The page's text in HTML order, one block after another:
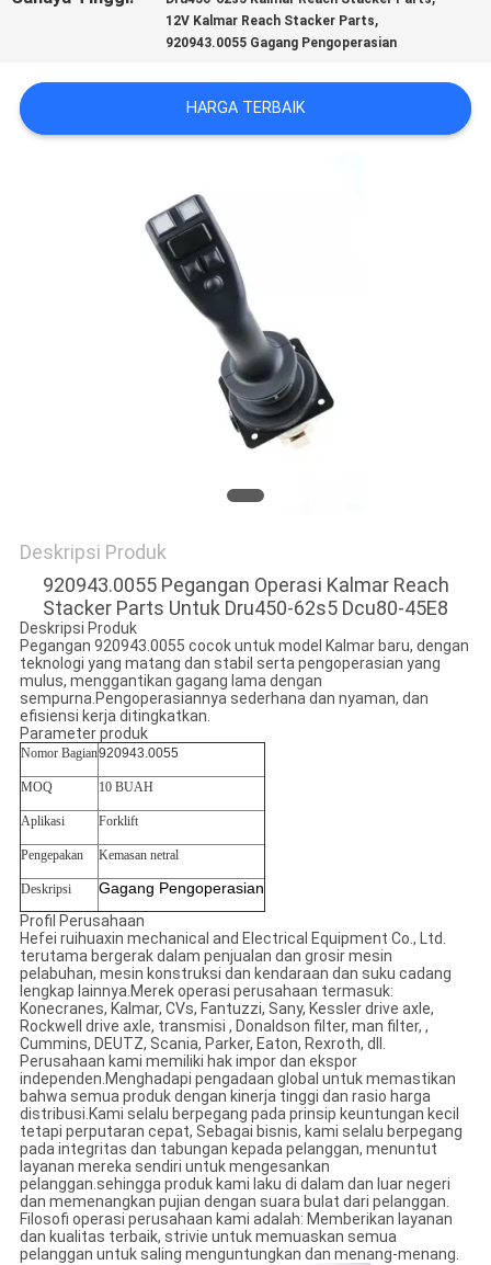
POLICY
12V Kalmar Reach Stacker Parts,
920943.0055 Gagang Pengoperasian
HARGA TERBAIK
Deskripsi Produk
920943.0055 Pegangan Operasi Kalmar Reach
Stacker Parts Untuk Dru450-62s5 Dcu80-45E8
Deskripsi Produk
Pegangan 920943.0055 cocok untuk model Kalmar baru, dengan
teknologi yang matang dan stabil serta pengoperasian yang
mulus, menggantikan gagang lama dengan
sempurna.Pengoperasiannya sederhana dan nyaman, dan
efisiensi kerja ditingkatkan.
Parameter produk
Nomor Bagian920943.0055
MOQ 10 BUAH
Aplikasi Forklift
Pengepakan Kemasan netral
Deskripsi
Gagang Pengoperasian
Profil Perusahaan
Hefei ruihuaxin mechanical and Electrical Equipment Co., Ltd.
terutama bergerak dalam penjualan dan grosir mesin
pelabuhan, mesin konstruksi dan kendaraan dan suku cadang
lengkap lainnya.Merek operasi perusahaan termasuk:
Konecranes, Kalmar, CVs, Fantuzzi, Sany, Kessler drive axle,
Rockwell drive axle, transmisi , Donaldson filter, man filter, ,
Cummins, DEUTZ, Scania, Parker, Eaton, Rexroth, dll.
Perusahaan kami memiliki hak impor dan ekspor
independen.Menghadapi pengadaan global untuk memastikan
bahwa semua produk dengan kinerja tinggi dan rasio harga
distribusi.Kami selalu berpegang pada prinsip keuntungan kecil
tetapi perputaran cepat, Sebagai bisnis, kami selalu berpegang
pada integritas dan tabungan kepada pelanggan, menuntut
layanan mereka sendiri untuk mengesankan
pelanggan.sehingga produk kami laku di dalam dan luar negeri
dan memenangkan pujian dengan suara bulat dari pelanggan.
Filosofi operasi perusahaan kami adalah: Memberikan layanan
dan kualitas terbaik, strivie untuk memuaskan semua
pelanggan untuk saling menguntungkan dan menang-menang.